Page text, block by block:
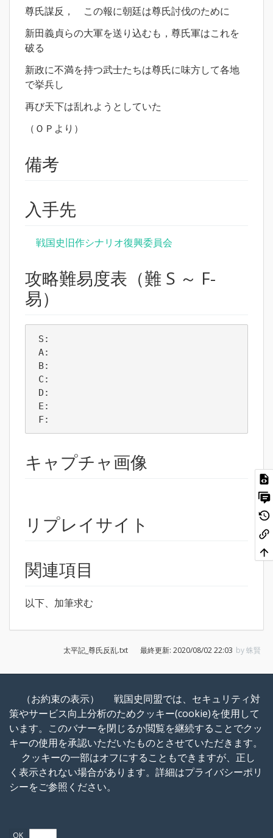
尊氏謀反， この報に朝廷は尊氏討伐のために
新田義貞らの大軍を送り込むも，尊氏軍はこれを
破る
新政に不満を持つ武士たちは尊氏に味方して各地
で挙兵し
再び天下は乱れようとしていた
（ＯＰより）
備考
入手先
戦国史旧作シナリオ復興委員会
攻略難易度表（難 S ～ F-
易）
F:
キャプチャ画像
リプレイサイト
関連項目
以下、加筆求む
太平記_尊氏反乱.txt 最終更新: 2020/08/02 22:03 by蛛賢
戦国史Wiki
戦略SLG「戦国史」のまとめWiki
特に明示されていない限り、本Wikiの内容は次のライセンスに従います：
（お約束の表示）
戦国史同盟では、セキュリティ対
策やサービス向上分析のためクッキー(cookie)を使用して
います。このバナーを閉じるか閲覧を継続することでクッ
キーの使用を承認いただいたものとさせていただきます。
クッキーの一部はオフにすることもできますが、正し
く表示されない場合があります。詳細はプライバシーポリ
シーをご参照ください。
OK